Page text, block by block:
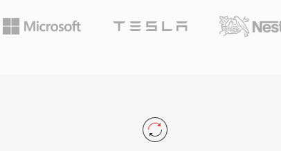
para
optimizado para
La profunda
en línea de esa
nativamente en